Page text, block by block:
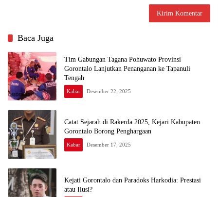
Baca Juga
Tim Gabungan Tagana Pohuwato Provinsi
Gorontalo Lanjutkan Penanganan ke Tapanuli
Tengah
Kabar Desember 22, 2025
Catat Sejarah di Rakerda 2025, Kejari Kabupaten
Gorontalo Borong Penghargaan
Kabar Desember 17, 2025
Kejati Gorontalo dan Paradoks Harkodia: Prestasi
atau Ilusi?